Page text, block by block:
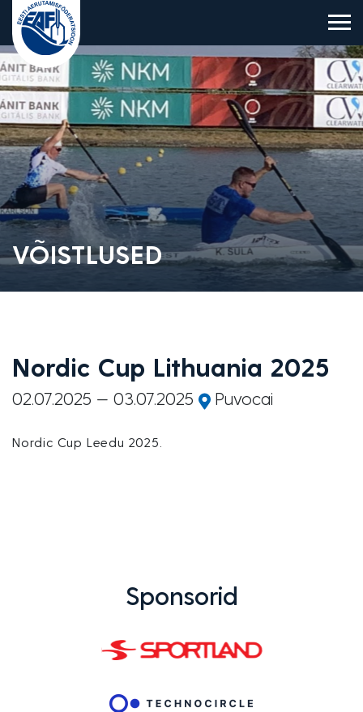
Eesti Aerutamisföderatsioon
VÕISTLUSED
Nordic Cup Lithuania 2025
02.07.2025 03.07.2025 Puvocai
Nordic Cup Leedu 2025.
Sponsorid